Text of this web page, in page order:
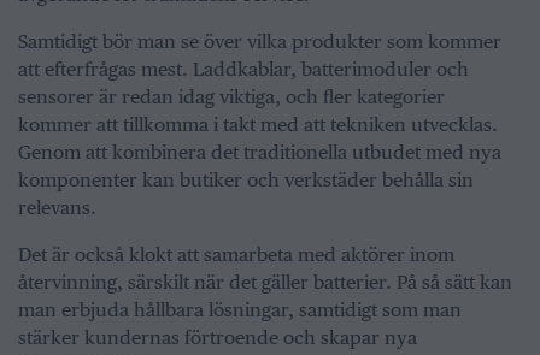
Samtidigt bör man se över vilka produkter som kommer
att efterfrågas mest. Laddkablar, batterimoduler och
sensorer är redan idag viktiga, och fler kategorier
kommer att tillkomma i takt med att tekniken utvecklas.
Genom att kombinera det traditionella utbudet med nya
komponenter kan butiker och verkstäder behålla sin
relevans.
Det är också klokt att samarbeta med aktörer inom
återvinning, särskilt när det gäller batterier. På så sätt kan
man erbjuda hållbara lösningar, samtidigt som man
stärker kundernas förtroende och skapar nya